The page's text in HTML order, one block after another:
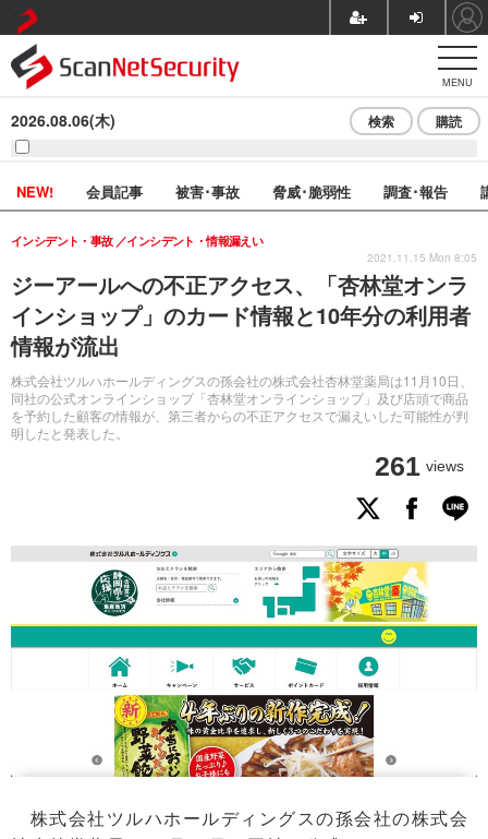
MENU
2026.08.06(木) 検索 購読
NEW! 会員記事 被害･事故 脅威･脆弱性 調査･報告
ジーアールへの不正アクセス、「杏林堂オンラ
インショップ」のカード情報と10年分の利用者
情報が流出
株式会社ツルハホールディングスの孫会社の株式会社杏林堂薬局は11月10日、
同社の公式オンラインショップ「杏林堂オンラインショップ」及び店頭で商品
を予約した顧客の情報が、第三者からの不正アクセスで漏えいした可能性が判
明したと発表した。
インシデント・事故 インシデント・情報漏えい
261 views
2021.11.15 Mon 8:05
株式会社ツルハホールディングスの孫会社の株式会